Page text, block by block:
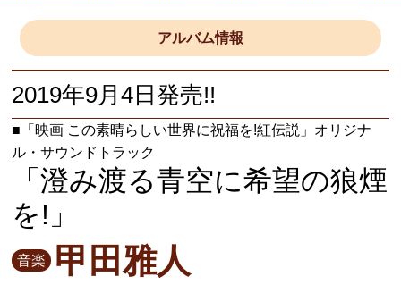
アルバム情報
2019年9月4日発売!!
■「映画 この素晴らしい世界に祝福を!紅伝説」オリジナ
ル・サウンドトラック
「澄み渡る青空に希望の狼煙
を!」
音楽 甲田雅人